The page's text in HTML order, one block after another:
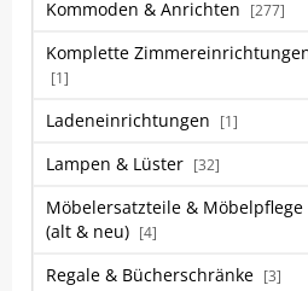
Kommoden & Anrichten [277]
Komplette
[1]
Ladeneinrichtungen [1]
Lampen & Lüster [32]
Möbelersatzteile & Möbelpflege
(alt & neu) [4]
Regale & Bücherschränke [3]